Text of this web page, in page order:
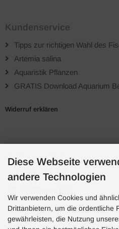
Kundenservice
Tipps zur richtigen Wahl des
Artemia salina
Aquaristik Pflanzen
GRATIS Download Aquarium
Widerruf erklären
Zahlungsarten
Diese Webseite
andere Technologien
Wir verwenden Cookies und
Drittanbietern, um die ordentliche
gewährleisten, die Nutzung